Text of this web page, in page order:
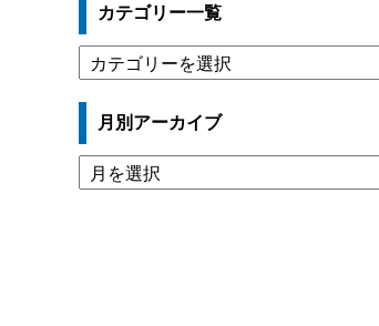
カテゴリー一覧
テ
ゴ
ー
一
覧
月別アーカイブ
月
別